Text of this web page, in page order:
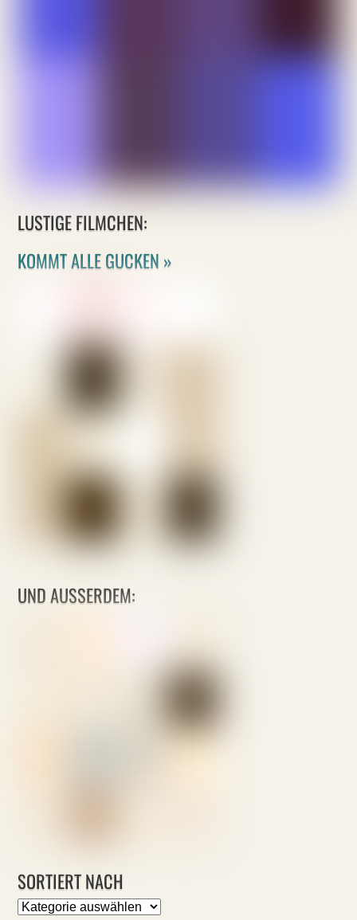
LUSTIGE FILMCHEN:
KOMMT ALLE GUCKEN »
UND AUSSERDEM:
SORTIERT NACH
Sortiert